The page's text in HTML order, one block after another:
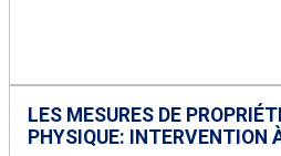
LES MESURES DE
PHYSIQUE: INTERVENTION